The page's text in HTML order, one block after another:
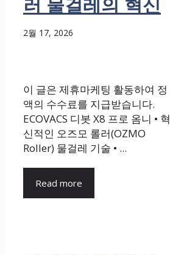
2월 17, 2026
이 글은 제휴마케팅 활동하여 정
액의 수수료를 지급받습니다.
ECOVACS 디봇 X8 프로 옴니 • 혁
신적인 오즈모 롤러(OZMO
Roller) 물걸레 기술 • ...
Read more